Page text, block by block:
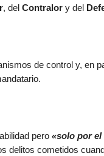
, del Contralory del
de control y, en
pero «solo por el
delitos cometidos